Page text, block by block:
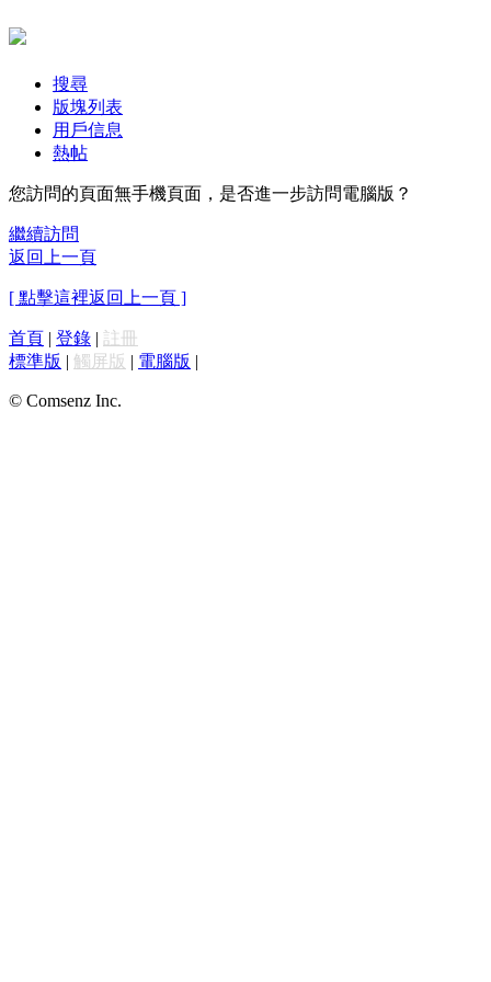
搜尋
版塊列表
用戶信息
熱帖
您訪問的頁面無手機頁面，是否進一步訪問電腦版？
繼續訪問
返回上一頁
[ 點擊這裡返回上一頁 ]
首頁 | 登錄 | 註冊
標準版 | 觸屏版 | 電腦版 |
© Comsenz Inc.